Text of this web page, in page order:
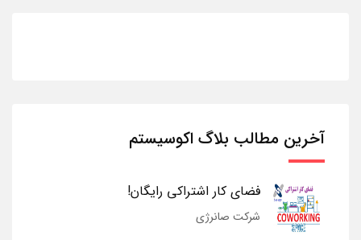
آخرین مطالب بلاگ اکوسیستم
فضای کار اشتراکی رایگان!
شرکت صانرژی